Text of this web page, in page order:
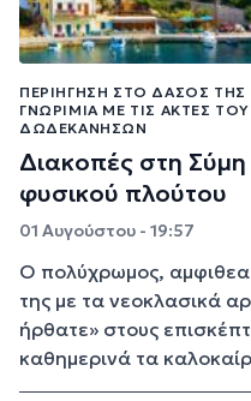
ΠΕΡΙΉΓΗΣΗ ΣΤΟ ΔΆΣΟΣ ΤΗΣ
ΓΝΩΡΙΜΊΑ ΜΕ ΤΙΣ ΑΚΤΈΣ
ΔΩΔΕΚΑΝΉΣΩΝ
Διακοπές στη Σύμη
φυσικού πλούτου
01 Αυγούστου - 19:57
Ο πολύχρωμος,
της με τα νεοκλασικά
ήρθατε» στους
καθημερινά τα